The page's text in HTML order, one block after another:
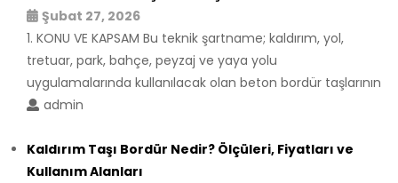
Şubat 27, 2026
1. KONU VE KAPSAM Bu teknik şartname; kaldırım, yol,
tretuar, park, bahçe, peyzaj ve yaya yolu
uygulamalarında kullanılacak olan beton bordür taşlarının
admin
Kaldırım Taşı Bordür Nedir? Ölçüleri, Fiyatları ve
Kullanım Alanları